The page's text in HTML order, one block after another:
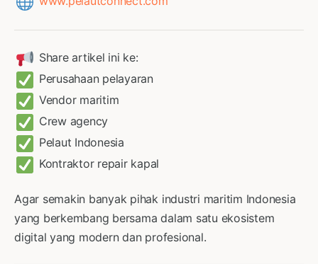
Share artikel ini ke:
Perusahaan pelayaran
Vendor maritim
Crew agency
Pelaut Indonesia
Kontraktor repair kapal
Agar semakin banyak pihak industri maritim Indonesia
yang berkembang bersama dalam satu ekosistem
digital yang modern dan profesional.